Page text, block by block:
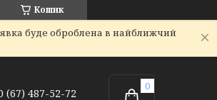
Кошик
буде оброблена в найближчий
(67) 487-52-72